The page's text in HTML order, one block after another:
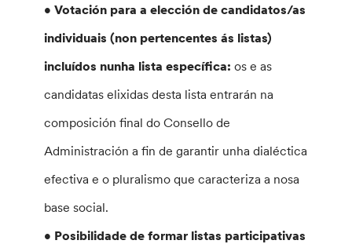
• Votación para a elección de candidatos/as
individuais (non pertencentes ás listas)
incluídos nunha lista específica: os e as
candidatas elixidas desta lista entrarán na
composición final do Consello de
Administración a fin de garantir unha dialéctica
efectiva e o pluralismo que caracteriza a nosa
base social.
• Posibilidade de formar listas participativas